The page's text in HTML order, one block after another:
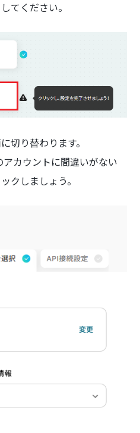
てください。
切り替わります。
カウントに間違いがない
クしましょう。